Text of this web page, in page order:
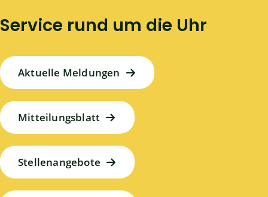
Service rund um die Uhr
Aktuelle Meldungen
Mitteilungsblatt
Stellenangebote